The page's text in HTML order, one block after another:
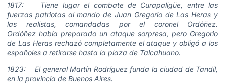
1817: Tiene lugar el combate de Curapaligüe, entre las
fuerzas patriotas al mando de Juan Gregorio de Las Heras y
las realistas, comandadas por el coronel Ordóñez.
Ordóñez había preparado un ataque sorpresa, pero Gregorio
de Las Heras rechazó completamente el ataque y obligó a los
españoles a retirarse hasta la plaza de Talcahuano.
1823: El general Martín Rodríguez funda la ciudad de Tandil,
en la provincia de Buenos Aires.